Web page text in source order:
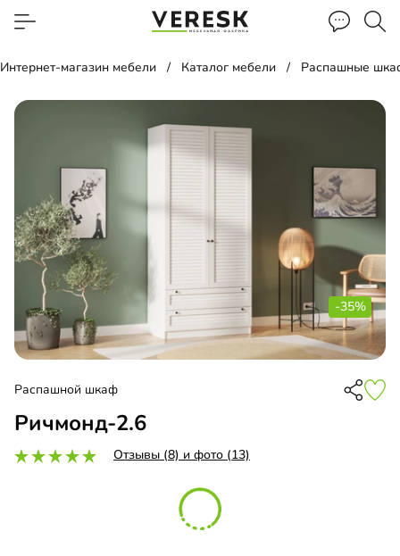
Интернет-магазин мебели Каталог мебели Распашные
-35%
Распашной шкаф
Ричмонд-2.6
Отзывы (8) и фото (13)